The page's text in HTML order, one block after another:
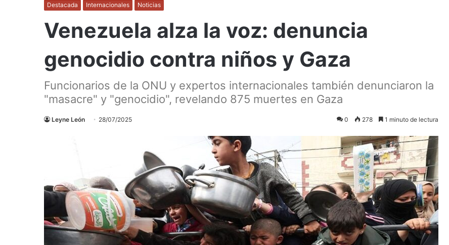
Destacada Internacionales Noticias
Venezuela alza la voz: denuncia
genocidio contra niños y Gaza
Funcionarios de la ONU y expertos internacionales también denunciaron la
"masacre" y "genocidio", revelando 875 muertes en Gaza
Leyne León 28/07/2025 0 278 1 minuto de lectura